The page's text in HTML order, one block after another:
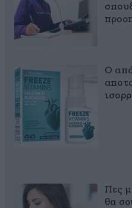
Ο
Πες
θα